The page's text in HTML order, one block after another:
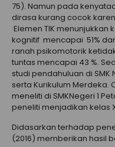
75). Namun pada
dirasa kurang cocok
Elemen TIK
kognitif mencapai 51%
ranah psikomotorik
tuntas mencapai 43 %.
studi pendahuluan di SMK
serta Kurikulum Merdeka.
meneliti di SMKNegeri 1
peneliti menjadikan kelas
Didasarkan terhadap
(2016) memberikan hasil